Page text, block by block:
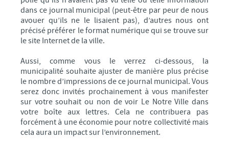
dans ce journal municipal (peut-être par peur de nous
avouer qu’ils ne le lisaient pas), d’autres nous ont
précisé préférer le format numérique qui se trouve sur
le site Internet de la ville.
Aussi, comme vous le verrez ci-dessous, la
municipalité souhaite ajuster de manière plus précise
le nombre d’impressions de ce journal municipal. Vous
serez donc invités prochainement à vous manifester
sur votre souhait ou non de voir Le Notre Ville dans
votre boîte aux lettres. Cela ne contribuera pas
forcément à une économie pour notre collectivité mais
cela aura un impact sur l’environnement.